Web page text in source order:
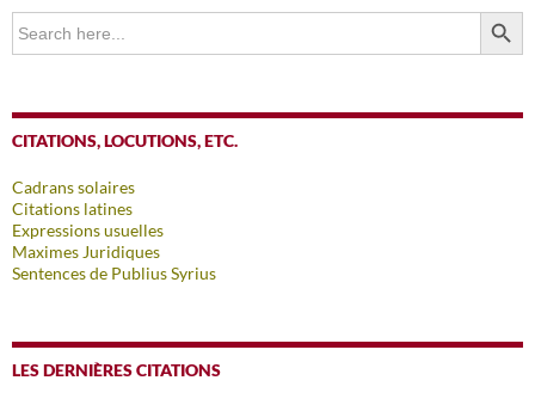
Search
for:
SEARCH
CITATIONS, LOCUTIONS, ETC.
Cadrans solaires
Citations latines
Expressions usuelles
Maximes Juridiques
Sentences de Publius Syrius
LES DERNIÈRES CITATIONS